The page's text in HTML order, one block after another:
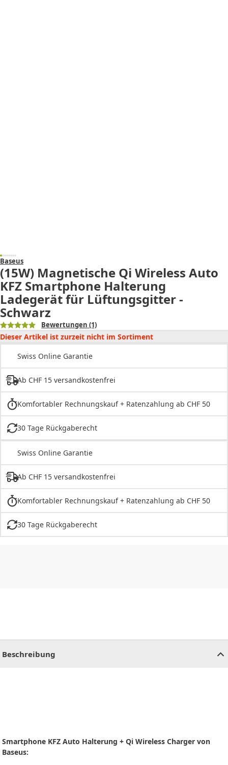
Baseus
(15W) Magnetische Qi Wireless Auto
KFZ Smartphone Halterung
Ladegerät für Lüftungsgitter -
Schwarz
Bewertungen (1)
Dieser Artikel ist zurzeit nicht im Sortiment
Swiss Online Garantie
Ab CHF 15 versandkostenfrei
Komfortabler Rechnungskauf + Ratenzahlung ab CHF 50
30 Tage Rückgaberecht
Swiss Online Garantie
Ab CHF 15 versandkostenfrei
Komfortabler Rechnungskauf + Ratenzahlung ab CHF 50
30 Tage Rückgaberecht
Beschreibung
Smartphone KFZ Auto Halterung + Qi Wireless Charger von
Baseus: